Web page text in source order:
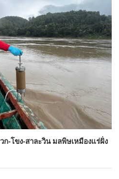
-โขง-สาละวิน มลพิษเหมืองแร่ฝั่ง